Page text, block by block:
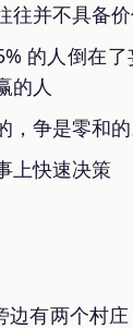
往并不具备
的人倒在
的人
，争是零和
上快速决策
有两个村